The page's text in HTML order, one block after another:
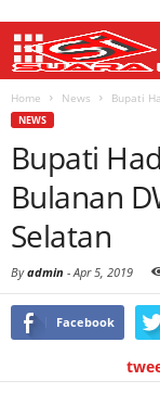
Home News Bupati
NEWS
Bupati
Bulanan
Selatan
Byadmin - Apr 5, 2019
Facebook